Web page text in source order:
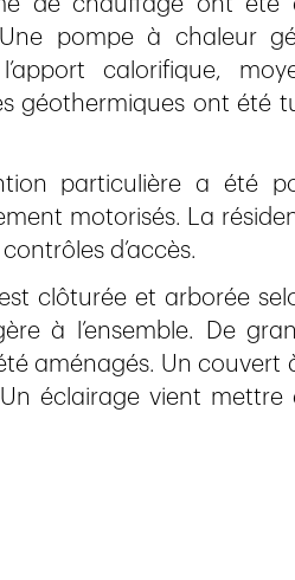
de chauffage ont été
pompe à chaleur
calorifique,
géothermiques ont été
particulière a été
motorisés. La
d’accès.
clôturée et arborée
à l’ensemble. De
aménagés. Un couvert
éclairage vient mettre